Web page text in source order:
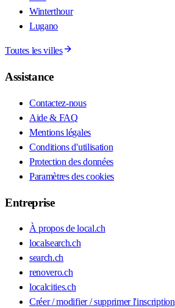
Winterthour
Lugano
Toutes les villes
Assistance
Contactez-nous
Aide & FAQ
Mentions légales
Conditions d'utilisation
Protection des données
Paramètres des cookies
Entreprise
À propos de local.ch
localsearch.ch
search.ch
renovero.ch
localcities.ch
Créer / modifier / supprimer l'inscription